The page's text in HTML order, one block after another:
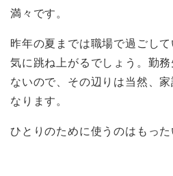
満々です。
昨年の夏までは職場で過ごし
気に跳ね上がるでしょう。勤
ないので、その辺りは当然、
なります。
ひとりのために使うのはもった